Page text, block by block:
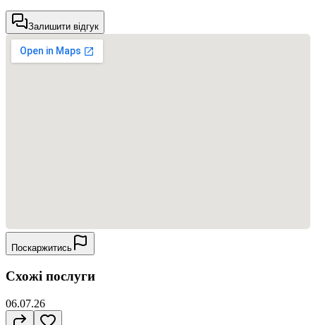
Залишити відгук
Поскаржитись
Схожі послуги
06.07.26